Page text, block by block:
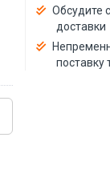
Обсудите
доставки
поставку